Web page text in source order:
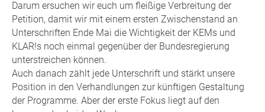
Darum ersuchen wir euch um fleißige Verbreitung der
Petition, damit wir mit einem ersten Zwischenstand an
Unterschriften Ende Mai die Wichtigkeit der KEMs und
KLAR!s noch einmal gegenüber der Bundesregierung
unterstreichen können.
Auch danach zählt jede Unterschrift und stärkt unsere
Position in den Verhandlungen zur künftigen Gestaltung
der Programme. Aber der erste Fokus liegt auf den